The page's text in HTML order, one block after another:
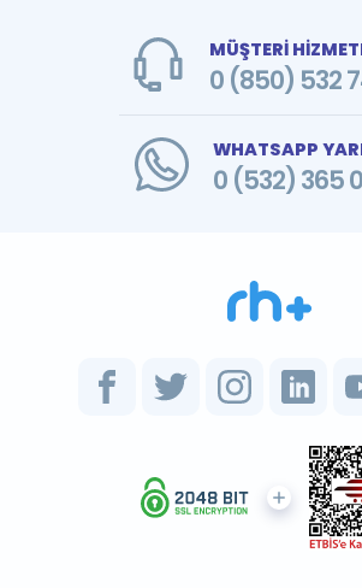
MÜŞTERİ
0 (850) 532
WHATSAPP
0 (532) 365